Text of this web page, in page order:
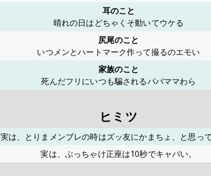
耳のこと
晴れの日はどちゃくそ動いてウケる
尻尾のこと
いつメンとハートマーク作って撮るのエモい
家族のこと
死んだフリにいつも騙されるパパママわら
ヒミツ
実は、とりまメンブレの時はズッ友にかまちょ、と思って
実は、ぶっちゃけ正座は10秒でキャパい。